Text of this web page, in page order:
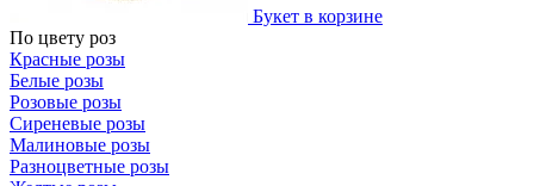
Букет в корзине
По цвету роз
Красные розы
Белые розы
Розовые розы
Сиреневые розы
Малиновые розы
Разноцветные розы